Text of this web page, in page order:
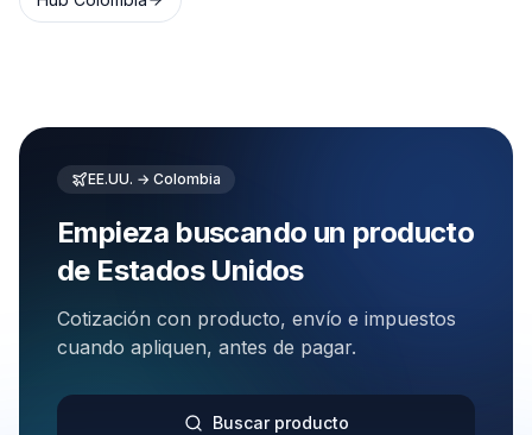
EE.UU. → Colombia
Empieza buscando un producto
de Estados Unidos
Cotización con producto, envío e impuestos
cuando apliquen, antes de pagar.
Buscar producto